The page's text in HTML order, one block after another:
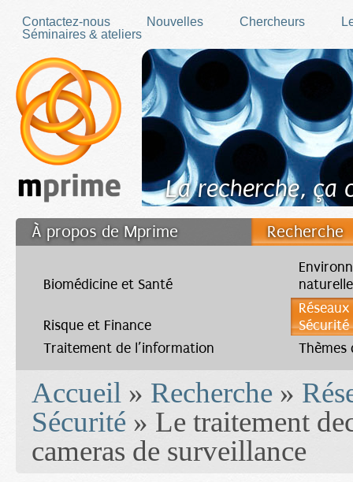
Contactez-nous
Nouvelles Chercheurs
Séminaires & ateliers
La recherche, ça
À propos de Mprime
Recherche
Filler fr
Biomédicine et Santé
Risque et Finance
Sécurité
Traitement de l’information
Thèmes
Accueil » Recherche »
Sécurité » Le traitement
cameras de surveillance